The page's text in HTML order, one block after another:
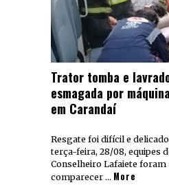
Trator tomba e
esmagada por
em Carandaí
Resgate foi difícil e
terça-feira, 28/08, equipes
Conselheiro Lafaiete foram
comparecer … More